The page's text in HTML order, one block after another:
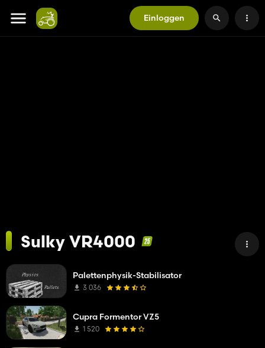
Einloggen
Sulky VR4000
Palettenphysik-Stabilisator
3 036
Cupra Formentor VZ5
1 520